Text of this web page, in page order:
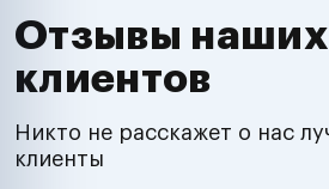
Отзывы наших
клиентов
Никто не расскажет о нас
клиенты